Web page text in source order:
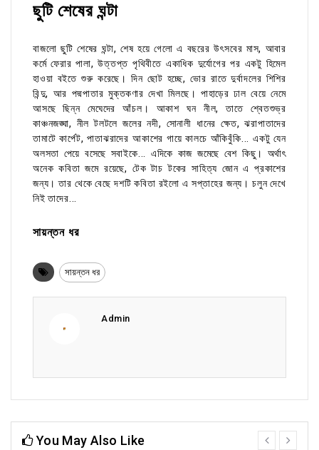
ছুটি শেষের ঘন্টা
বাজলো ছুটি শেষের ঘন্টা, শেষ হয়ে গেলো এ বছরের উৎসবের মাস, আবার
কর্মে ফেরার পালা, উত্তপ্ত পৃথিবীতে একাধিক দুর্যোগের পর একটু হিমেল
হাওয়া বইতে শুরু করেছে। দিন ছোট হচ্ছে, ভোর রাতে দুর্বাদলের শিশির
বিন্দু, আর পদ্মপাতার মুক্তকণার দেখা মিলছে। পাহাড়ের ঢাল বেয়ে নেমে
আসছে ছিন্ন মেঘেদের আঁচল। আকাশ ঘন নীল, তাতে শ্বেতশুভ্র
কাঞ্চনজঙ্ঘা, নীল টলটলে জলের নদী, সোনালী ধানের ক্ষেত, ঝরাপাতাদের
তামাটে কার্পেট, পাতাঝরাদের আকাশের গায়ে কালচে আঁকিবুঁকি... একটু যেন
অলসতা পেয়ে বসেছে সবাইকে... এদিকে কাজ জমেছে বেশ কিছু। অর্থাৎ
অনেক কবিতা জমে রয়েছে, টেক টাচ টকের সাহিত্য জোন এ প্রকাশের
জন্য। তার থেকে বেছে দশটি কবিতা রইলো এ সপ্তাহের জন্য। চলুন দেখে
নিই তাদের...
সায়ন্তন ধর
সায়ন্তন ধর
Admin
You May Also Like
prev